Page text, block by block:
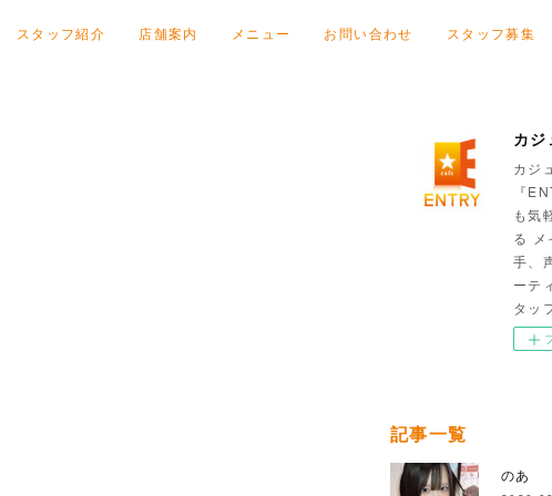
スタッフ紹介 店舗案内 メニュー お問い合わせ スタッフ募集
カジ
『
も気
る メ
手、
ーテ
タッ
記事一覧
のあ